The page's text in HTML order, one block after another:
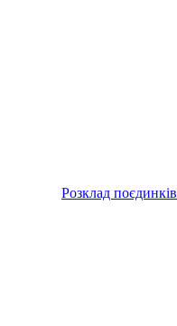
Розклад поєдинків